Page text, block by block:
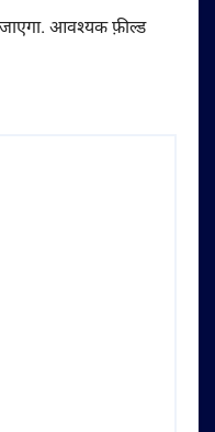
आवश्यक फ़ील्ड